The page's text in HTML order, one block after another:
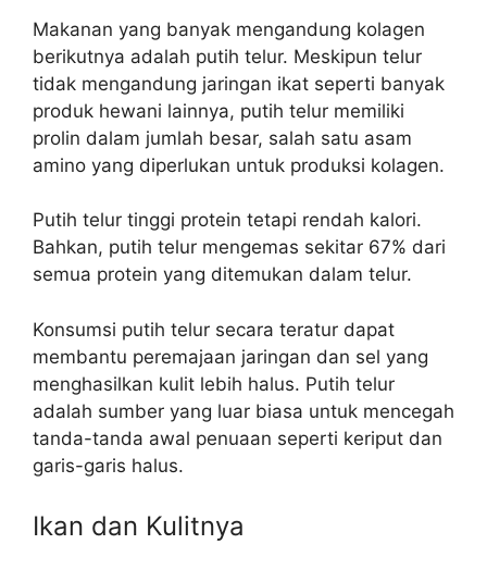
Makanan yang banyak mengandung kolagen
berikutnya adalah putih telur. Meskipun telur
tidak mengandung jaringan ikat seperti banyak
produk hewani lainnya, putih telur memiliki
prolin dalam jumlah besar, salah satu asam
amino yang diperlukan untuk produksi kolagen.
Putih telur tinggi protein tetapi rendah kalori.
Bahkan, putih telur mengemas sekitar 67% dari
semua protein yang ditemukan dalam telur.
Konsumsi putih telur secara teratur dapat
membantu peremajaan jaringan dan sel yang
menghasilkan kulit lebih halus. Putih telur
adalah sumber yang luar biasa untuk mencegah
tanda-tanda awal penuaan seperti keriput dan
garis-garis halus.
Ikan dan Kulitnya